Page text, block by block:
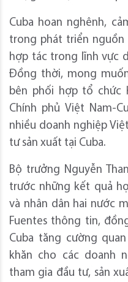
Cuba hoan nghênh,
trong phát triển nguồn
hợp tác trong lĩnh vực
Đồng thời, mong
bên phối hợp tổ chức
Chính phủ Việt Nam-
nhiều doanh nghiệp
tư sản xuất tại Cuba.
Bộ trưởng Nguyễn
trước những kết quả
và nhân dân hai nước
Fuentes thông tin,
Cuba tăng cường
khăn cho các doanh
tham gia đầu tư, sản